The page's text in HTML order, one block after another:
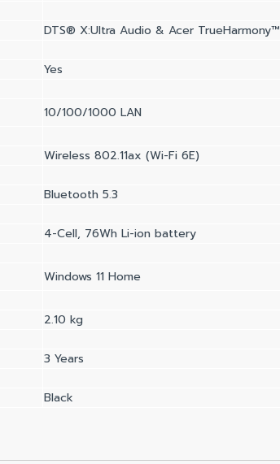
DTS® X:Ultra Audio & Acer TrueHarmony™
Yes
10/100/1000 LAN
Wireless 802.11ax (Wi-Fi 6E)
Bluetooth 5.3
4-Cell, 76Wh Li-ion battery
Windows 11 Home
2.10 kg
3 Years
Black